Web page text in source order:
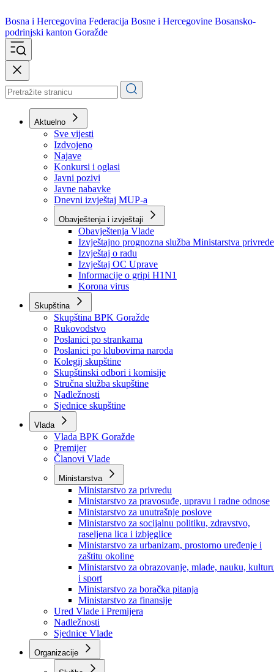
Bosna i Hercegovina
podrinjski kanton Goražde
Aktuelno
Sve vijesti
Izdvojeno
Najave
Konkursi i oglasi
Javni pozivi
Javne nabavke
Dnevni izvještaj MUP-a
Obavještenja i izvještaji
Obavještenja Vlade
Izvještajno prognozna služba Ministarstva privrede
Izvještaj o radu
Izvještaj OC Uprave
Informacije o gripi H1N1
Korona virus
Skupština
Skupština BPK Goražde
Rukovodstvo
Poslanici po strankama
Poslanici po klubovima naroda
Kolegij skupštine
Skupštinski odbori i komisije
Stručna služba skupštine
Nadležnosti
Sjednice skupštine
Vlada
Vlada BPK Goražde
Premijer
Članovi Vlade
Ministarstva
Ministarstvo za privredu
Ministarstvo za pravosuđe, upravu i radne odnose
Ministarstvo za unutrašnje poslove
Ministarstvo za socijalnu politiku, zdravstvo,
raseljena lica i izbjeglice
Ministarstvo za urbanizam, prostorno uređenje i
zaštitu okoline
Ministarstvo za obrazovanje, mlade, nauku,
i sport
Ministarstvo za boračka pitanja
Ministarstvo za finansije
Ured Vlade i Premijera
Nadležnosti
Sjednice Vlade